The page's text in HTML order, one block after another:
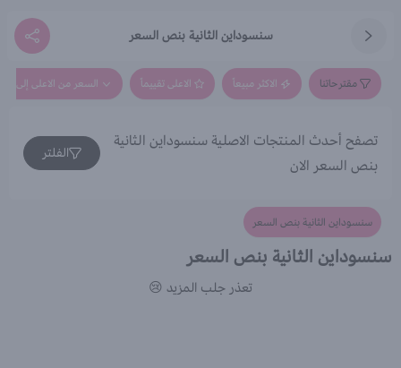
سنسوداين الثانية بنص السعر
مقترحاتنا الاكثر مبيعاً الاعلى تقييماً السعر من الاعلى إلى
تصفح أحدث المنتجات الاصلية سنسوداين الثانية
بنص السعر الان
الفلتر
سنسوداين الثانية بنص السعر
سنسوداين الثانية بنص السعر
تعذر جلب المزيد 😢